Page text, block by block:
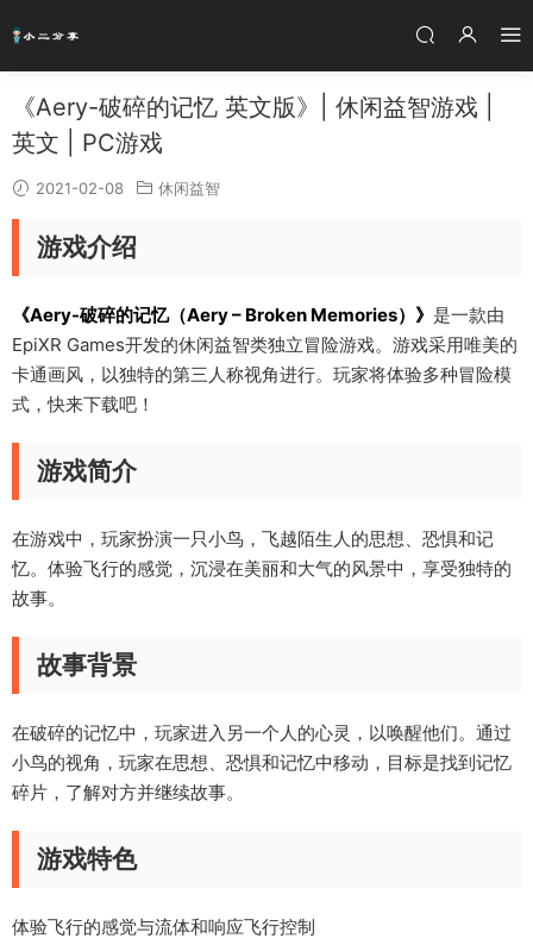
《Aery-破碎的记忆 英文版》| 休闲益智游戏 |
英文 | PC游戏
2021-02-08 休闲益智
游戏介绍
《Aery-破碎的记忆（Aery – Broken Memories）》 是一款由
EpiXR Games开发的休闲益智类独立冒险游戏。游戏采用唯美的
卡通画风，以独特的第三人称视角进行。玩家将体验多种冒险模
式，快来下载吧！
游戏简介
在游戏中，玩家扮演一只小鸟，飞越陌生人的思想、恐惧和记
忆。体验飞行的感觉，沉浸在美丽和大气的风景中，享受独特的
故事。
故事背景
在破碎的记忆中，玩家进入另一个人的心灵，以唤醒他们。通过
小鸟的视角，玩家在思想、恐惧和记忆中移动，目标是找到记忆
碎片，了解对方并继续故事。
游戏特色
体验飞行的感觉与流体和响应飞行控制